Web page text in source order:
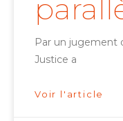
Par un jugement
Justice a
Voir l'article